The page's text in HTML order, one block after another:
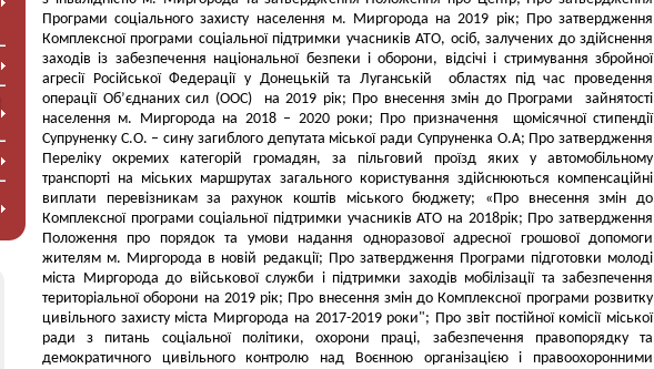
Програми соціального захисту населення м. Миргорода на 2019 рік; Про затвердження
Комплексної програми соціальної підтримки учасників АТО, осіб, залучених до здійснення
заходів із забезпечення національної безпеки і оборони, відсічі і стримування збройної
агресії Російської Федерації у Донецькій та Луганській областях під час проведення
операції Об’єднаних сил (ООС) на 2019 рік; Про внесення змін до Програми зайнятості
населення м. Миргорода на 2018 – 2020 роки; Про призначення щомісячної стипендії
Супруненку С.О. – сину загиблого депутата міської ради Супруненка О.А; Про затвердження
Переліку окремих категорій громадян, за пільговий проїзд яких у автомобільному
транспорті на міських маршрутах загального користування здійснюються компенсаційні
виплати перевізникам за рахунок коштів міського бюджету; «Про внесення змін до
Комплексної програми соціальної підтримки учасників АТО на 2018рік; Про затвердження
Положення про порядок та умови надання одноразової адресної грошової допомоги
жителям м. Миргорода в новій редакції; Про затвердження Програми підготовки молоді
міста Миргорода до військової служби і підтримки заходів мобілізації та забезпечення
територіальної оборони на 2019 рік; Про внесення змін до Комплексної програми розвитку
цивільного захисту міста Миргорода на 2017-2019 роки"; Про звіт постійної комісії міської
ради з питань соціальної політики, охорони праці, забезпечення правопорядку та
демократичного цивільного контролю над Воєнною організацією і правоохоронними